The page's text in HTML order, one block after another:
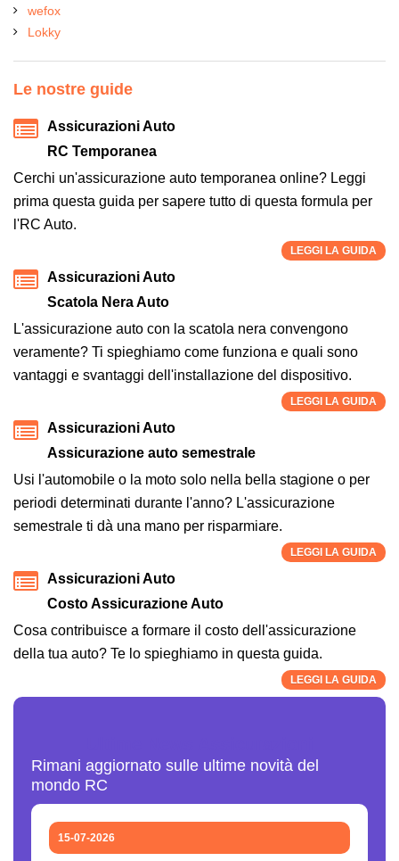
wefox
Lokky
Le nostre guide
Assicurazioni Auto
RC Temporanea
Cerchi un'assicurazione auto temporanea online? Leggi
prima questa guida per sapere tutto di questa formula per
l'RC Auto.
LEGGI LA GUIDA
Assicurazioni Auto
Scatola Nera Auto
L'assicurazione auto con la scatola nera convengono
veramente? Ti spieghiamo come funziona e quali sono
vantaggi e svantaggi dell'installazione del dispositivo.
LEGGI LA GUIDA
Assicurazioni Auto
Assicurazione auto semestrale
Usi l'automobile o la moto solo nella bella stagione o per
periodi determinati durante l'anno? L'assicurazione
semestrale ti dà una mano per risparmiare.
LEGGI LA GUIDA
Assicurazioni Auto
Costo Assicurazione Auto
Cosa contribuisce a formare il costo dell'assicurazione
della tua auto? Te lo spieghiamo in questa guida.
LEGGI LA GUIDA
Rimani aggiornato sulle ultime novità del
mondo RC
15-07-2026